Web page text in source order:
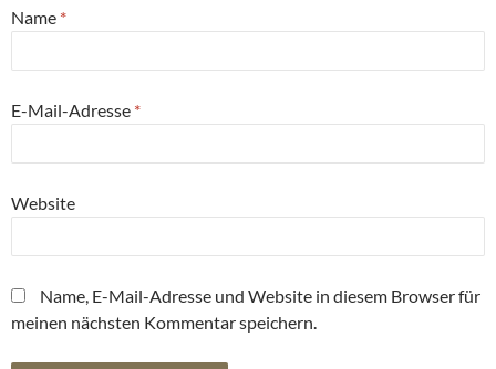
Name *
E-Mail-Adresse *
Website
Name, E-Mail-Adresse und Website in diesem Browser für
meinen nächsten Kommentar speichern.